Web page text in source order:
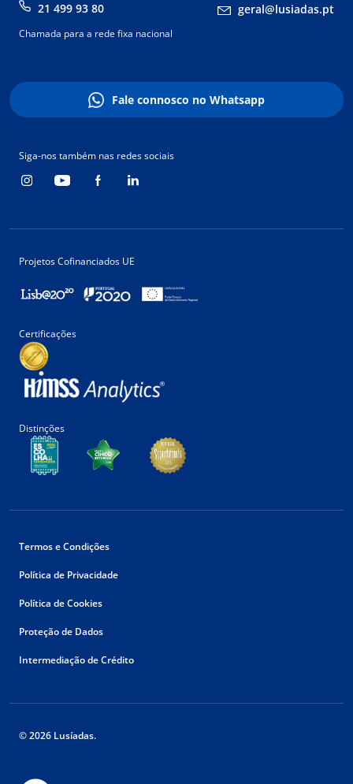
21 499 93 80 geral@lusiadas.pt
Chamada para a rede fixa nacional
Fale connosco no Whatsapp
Siga-nos também nas redes sociais
Projetos Cofinanciados UE
Certificações
Distinções
Termos e Condições
Política de Privacidade
Política de Cookies
Proteção de Dados
Intermediação de Crédito
© 2026 Lusíadas.